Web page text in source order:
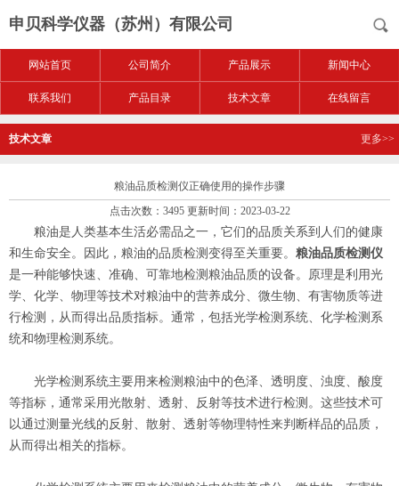
申贝科学仪器（苏州）有限公司
网站首页 公司简介 产品展示 新闻中心
联系我们 产品目录 技术文章 在线留言
技术文章 更多>>
粮油品质检测仪正确使用的操作步骤
点击次数：3495 更新时间：2023-03-22
粮油是人类基本生活必需品之一，它们的品质关系到人们的健康
和生命安全。因此，粮油的品质检测变得至关重要。 粮油品质检测仪
是一种能够快速、准确、可靠地检测粮油品质的设备。原理是利用光
学、化学、物理等技术对粮油中的营养成分、微生物、有害物质等进
行检测，从而得出品质指标。通常，包括光学检测系统、化学检测系
统和物理检测系统。
光学检测系统主要用来检测粮油中的色泽、透明度、浊度、酸度
等指标，通常采用光散射、透射、反射等技术进行检测。这些技术可
以通过测量光线的反射、散射、透射等物理特性来判断样品的品质，
从而得出相关的指标。